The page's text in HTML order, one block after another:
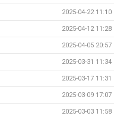
2025-04-22 11:10
2025-04-12 11:28
2025-04-05 20:57
2025-03-31 11:34
2025-03-17 11:31
2025-03-09 17:07
2025-03-03 11:58